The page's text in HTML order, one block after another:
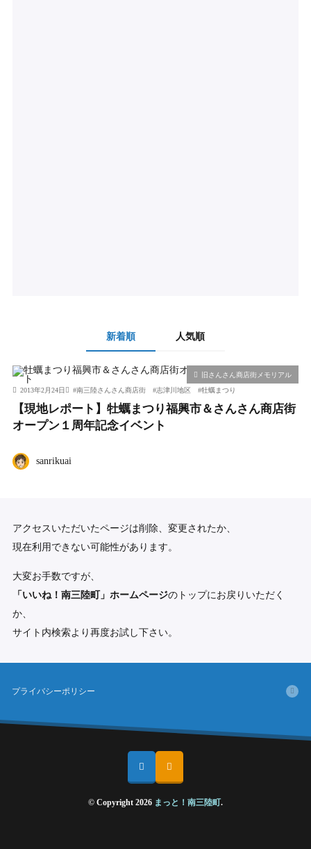
新着順 人気順
旧さんさん商店街メモリアル
2013年2月24日
#南三陸さんさん商店街 #志津川地区 #牡蠣まつり
【現地レポート】牡蠣まつり福興市＆さんさん商店街
オープン１周年記念イベント
sanrikuai
アクセスいただいたページは削除、変更されたか、
現在利用できない可能性があります。
大変お手数ですが、
「いいね！南三陸町」ホームページのトップにお戻りいただく
か、
サイト内検索より再度お試し下さい。
プライバシーポリシー
© Copyright 2026 まっと！南三陸町.